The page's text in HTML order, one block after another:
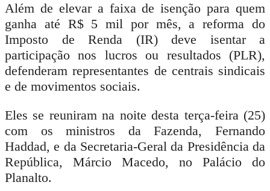
Além de elevar a faixa de isenção para quem
ganha até R$ 5 mil por mês, a reforma do
Imposto de Renda (IR) deve isentar a
participação nos lucros ou resultados (PLR),
defenderam representantes de centrais sindicais
e de movimentos sociais.
Eles se reuniram na noite desta terça-feira (25)
com os ministros da Fazenda, Fernando
Haddad, e da Secretaria-Geral da Presidência da
República, Márcio Macedo, no Palácio do
Planalto.